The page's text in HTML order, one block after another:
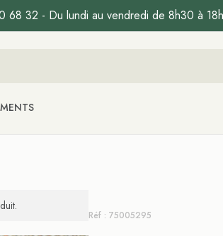
68 32 - Du lundi au vendredi de 8h30 à 18h
Réf : 75005295